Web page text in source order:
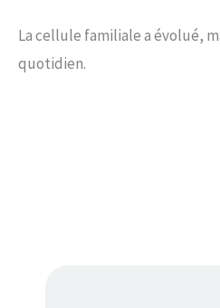
La cellule familiale a évolué,
quotidien.